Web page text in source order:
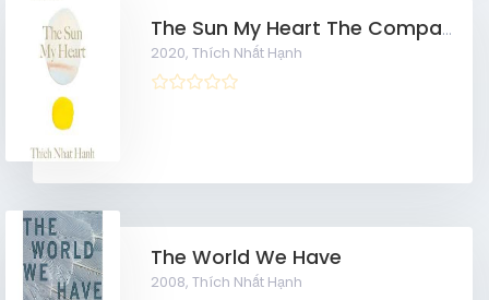
The Sun My Heart The Companion to The Miracle of Mindfulness
2020,Thích Nhất Hạnh
The World We Have
2008,Thích Nhất Hạnh